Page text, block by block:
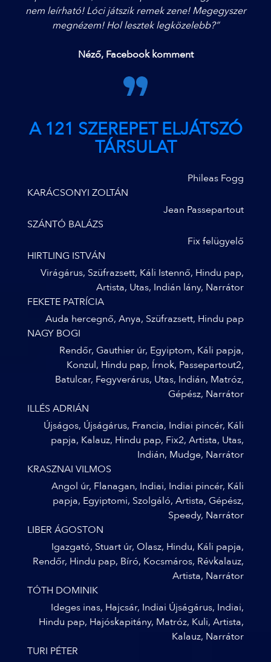
nem leírható! Lóci játszik remek zene! Megegyszer
megnézem! Hol lesztek legközelebb?”
Néző, Facebook komment
A 121 SZEREPET ELJÁTSZÓ
TÁRSULAT
Phileas Fogg
KARÁCSONYI ZOLTÁN
Jean Passepartout
SZÁNTÓ BALÁZS
Fix felügyelő
HIRTLING ISTVÁN
Virágárus, Szüfrazsett, Káli Istennő, Hindu pap,
Artista, Utas, Indián lány, Narrátor
FEKETE PATRÍCIA
Auda hercegnő, Anya, Szüfrazsett, Hindu pap
NAGY BOGI
Rendőr, Gauthier úr, Egyiptom, Káli papja,
Konzul, Hindu pap, Írnok, Passepartout2,
Batulcar, Fegyverárus, Utas, Indián, Matróz,
Gépész, Narrátor
ILLÉS ADRIÁN
Újságos, Újságárus, Francia, Indiai pincér, Káli
papja, Kalauz, Hindu pap, Fix2, Artista, Utas,
Indián, Mudge, Narrátor
KRASZNAI VILMOS
Angol úr, Flanagan, Indiai, Indiai pincér, Káli
papja, Egyiptomi, Szolgáló, Artista, Gépész,
Speedy, Narrátor
LIBER ÁGOSTON
Igazgató, Stuart úr, Olasz, Hindu, Káli papja,
Rendőr, Hindu pap, Bíró, Kocsmáros, Révkalauz,
Artista, Narrátor
TÓTH DOMINIK
Ideges inas, Hajcsár, Indiai Újságárus, Indiai,
Hindu pap, Hajóskapitány, Matróz, Kuli, Artista,
Kalauz, Narrátor
TURI PÉTER